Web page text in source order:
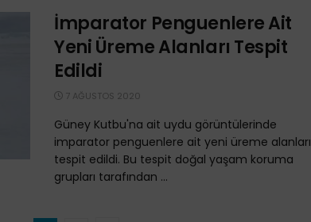
İmparator Penguenlere Ait
Yeni Üreme Alanları Tespit
Edildi
7 AĞUSTOS 2020
Güney Kutbu'na ait uydu görüntülerinde
imparator penguenlere ait yeni üreme alanları
tespit edildi. Bu tespit doğal yaşam koruma
grupları tarafından ...